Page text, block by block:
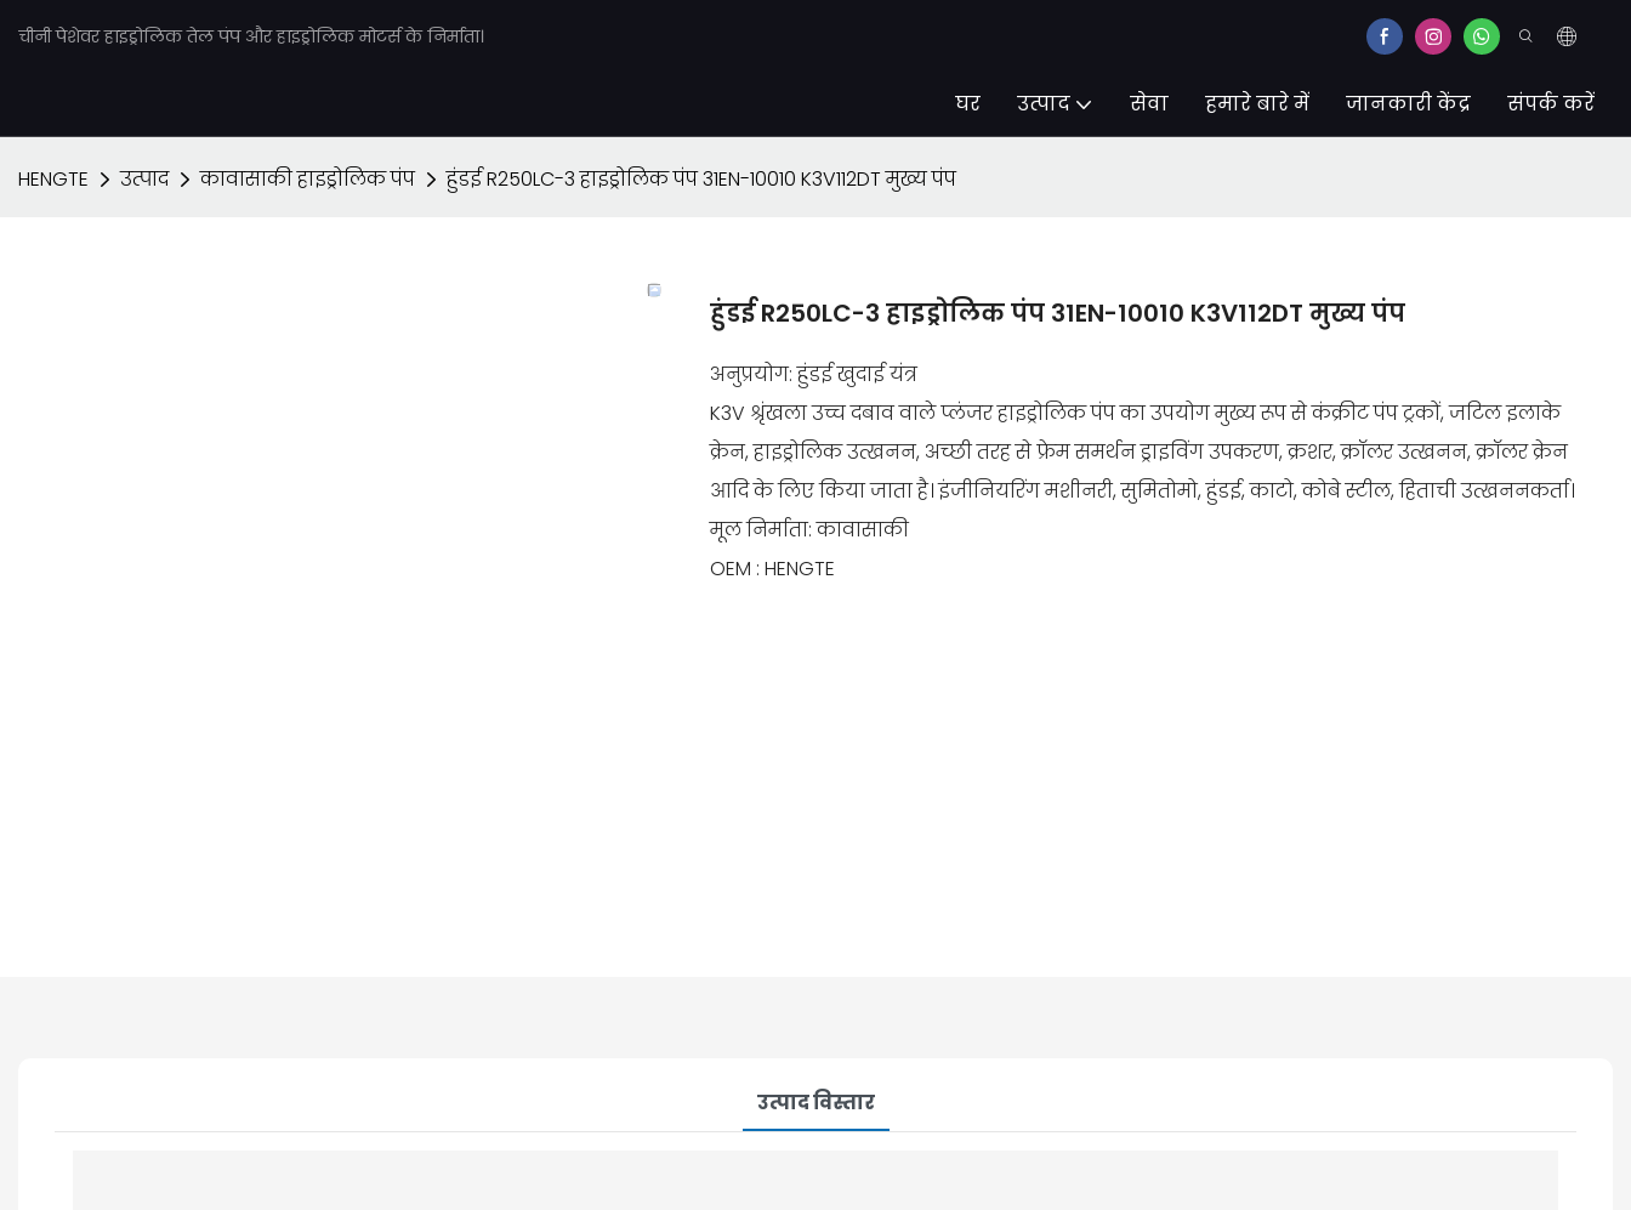
चीनी पेशेवर हाइड्रोलिक तेल पंप और हाइड्रोलिक मोटर्स के निर्माता।
घर उत्पाद सेवा हमारे बारे में जानकारी केंद्र संपर्क करें
HENGTE उत्पाद कावासाकी हाइड्रोलिक पंप हुंडई R250LC-3 हाइड्रोलिक पंप 31EN-10010 K3V112DT मुख्य पंप
हुंडई R250LC-3 हाइड्रोलिक पंप 31EN-10010 K3V112DT मुख्य पंप
अनुप्रयोग: हुंडई खुदाई यंत्र
K3V श्रृंखला उच्च दबाव वाले प्लंजर हाइड्रोलिक पंप का उपयोग मुख्य रूप से कंक्रीट पंप ट्रकों, जटिल इलाके
क्रेन, हाइड्रोलिक उत्खनन, अच्छी तरह से फ्रेम समर्थन ड्राइविंग उपकरण, क्रशर, क्रॉलर उत्खनन, क्रॉलर क्रेन
आदि के लिए किया जाता है। इंजीनियरिंग मशीनरी, सुमितोमो, हुंडई, काटो, कोबे स्टील, हिताची उत्खननकर्ता।
मूल निर्माता: कावासाकी
OEM : HENGTE
उत्पाद विस्तार